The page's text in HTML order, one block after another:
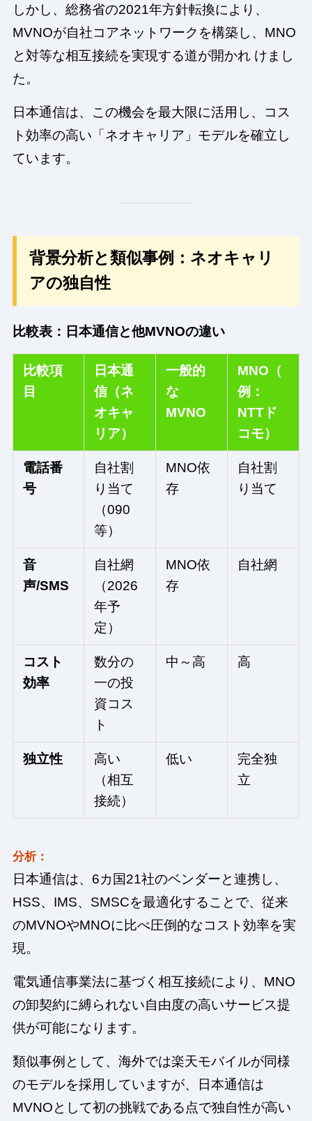
しかし、総務省の2021年方針転換により、
MVNOが自社コアネットワークを構築し、MNO
と対等な相互接続を実現する道が開かれ ­­けまし
た。
日本通信は、この機会を最大限に活用し、コス
ト効率の高い「ネオキャリア」モデルを確立し
ています。
背景分析と類似事例：ネオキャリ
アの独自性
比較表：日本通信と他MVNOの違い
比較項
目
日本通
信（ネ
オキャ
リア）
一般的
な
MVNO
MNO（
例：
NTTド
コモ）
電話番
号
自社割
り当て
（090
等）
MNO依
存
自社割
り当て
音
声/SMS
自社網
（2026
年予
定）
MNO依
存
自社網
コスト
効率
数分の
一の投
資コス
ト
中～高 高
独立性
高い
（相互
接続）
低い
完全独
立
分析：
日本通信は、6カ国21社のベンダーと連携し、
HSS、IMS、SMSCを最適化することで、従来
のMVNOやMNOに比べ圧倒的なコスト効率を実
現。
電気通信事業法に基づく相互接続により、MNO
の卸契約に縛られない自由度の高いサービス提
供が可能になります。
類似事例として、海外では楽天モバイルが同様
のモデルを採用していますが、日本通信は
MVNOとして初の挑戦である点で独自性が高い